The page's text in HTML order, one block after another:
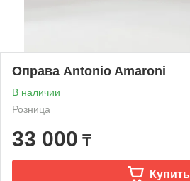
Оправа Antonio Amaroni
В наличии
Розница
33 000 ₸
Купить